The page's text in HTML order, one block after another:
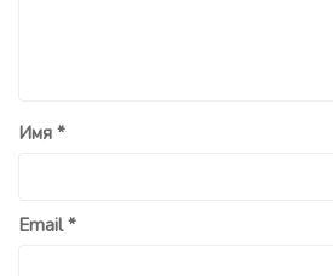
Имя *
Email*